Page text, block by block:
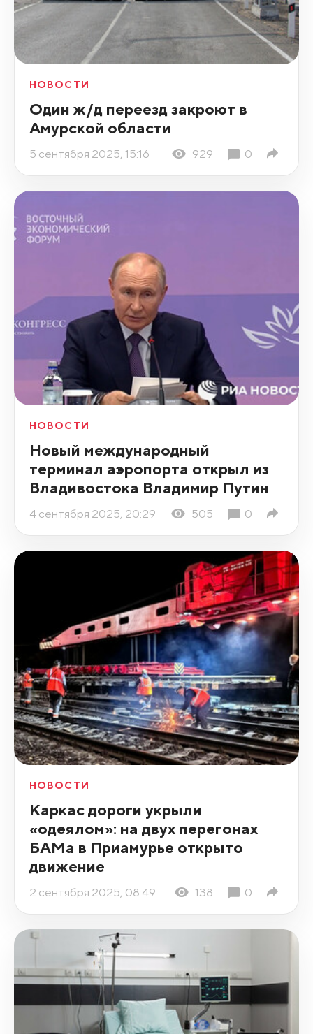
НОВОСТИ
Один ж/д переезд закроют в
Амурской области
5 сентября 2025, 15:16 929 0
НОВОСТИ
Новый международный
терминал аэропорта открыл из
Владивостока Владимир Путин
4 сентября 2025, 20:29 505 0
НОВОСТИ
Каркас дороги укрыли
«одеялом»: на двух перегонах
БАМа в Приамурье открыто
движение
2 сентября 2025, 08:49 138 0